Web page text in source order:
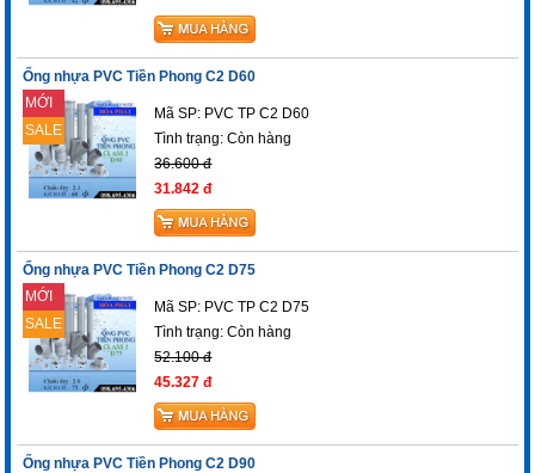
Ống nhựa PVC Tiền Phong C2 D60
MỚI
SALE
Mã SP: PVC TP C2 D60
Tình trạng:Còn hàng
36.600 đ
31.842 đ
Ống nhựa PVC Tiền Phong C2 D75
MỚI
SALE
Mã SP: PVC TP C2 D75
Tình trạng:Còn hàng
52.100 đ
45.327 đ
Ống nhựa PVC Tiền Phong C2 D90